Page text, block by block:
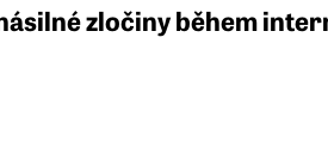
zločiny během